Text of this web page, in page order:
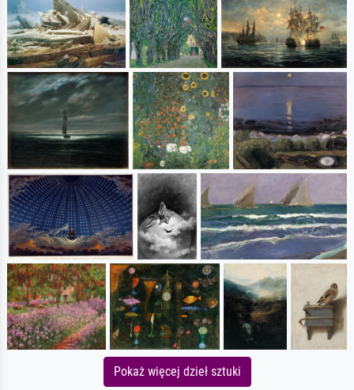
Pokaż więcej dzieł sztuki